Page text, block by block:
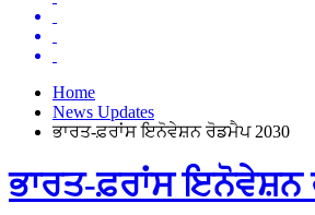
Home
News Updates
ਭਾਰਤ-ਫ਼ਰਾਂਸ ਇਨੋਵੇਸ਼ਨ ਰੋਡਮੈਪ 2030
ਭਾਰਤ-ਫ਼ਰਾਂਸ ਇਨੋਵੇਸ਼ਨ